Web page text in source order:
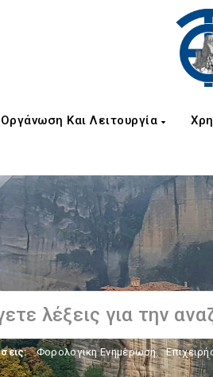
Οργάνωση Και Λειτουργία
Φορολογικη Ενημέρωση,